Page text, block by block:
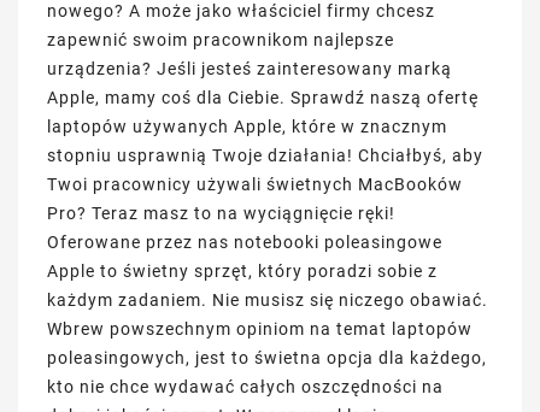
nowego? A może jako właściciel firmy chcesz
zapewnić swoim pracownikom najlepsze
urządzenia? Jeśli jesteś zainteresowany marką
Apple, mamy coś dla Ciebie. Sprawdź naszą ofertę
laptopów używanych Apple, które w znacznym
stopniu usprawnią Twoje działania! Chciałbyś, aby
Twoi pracownicy używali świetnych MacBooków
Pro? Teraz masz to na wyciągnięcie ręki!
Oferowane przez nas notebooki poleasingowe
Apple to świetny sprzęt, który poradzi sobie z
każdym zadaniem. Nie musisz się niczego obawiać.
Wbrew powszechnym opiniom na temat laptopów
poleasingowych, jest to świetna opcja dla każdego,
kto nie chce wydawać całych oszczędności na